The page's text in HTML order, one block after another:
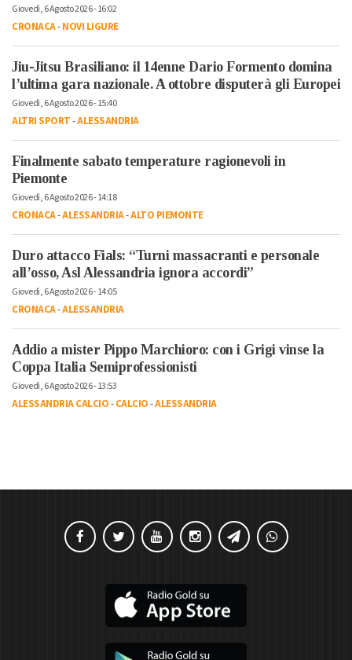
Giovedì, 6 Agosto 2026 - 16:02
CRONACA-NOVI LIGURE
Jiu-Jitsu Brasiliano: il 14enne Dario Formento domina
l’ultima gara nazionale. A ottobre disputerà gli Europei
Giovedì, 6 Agosto 2026 - 15:40
ALTRI SPORT-ALESSANDRIA
Finalmente sabato temperature ragionevoli in
Piemonte
Giovedì, 6 Agosto 2026 - 14:18
CRONACA-ALESSANDRIA-ALTO PIEMONTE
Duro attacco Fials: “Turni massacranti e personale
all’osso, Asl Alessandria ignora accordi”
Giovedì, 6 Agosto 2026 - 14:05
CRONACA-ALESSANDRIA
Addio a mister Pippo Marchioro: con i Grigi vinse la
Coppa Italia Semiprofessionisti
Giovedì, 6 Agosto 2026 - 13:53
ALESSANDRIA CALCIO-CALCIO-ALESSANDRIA